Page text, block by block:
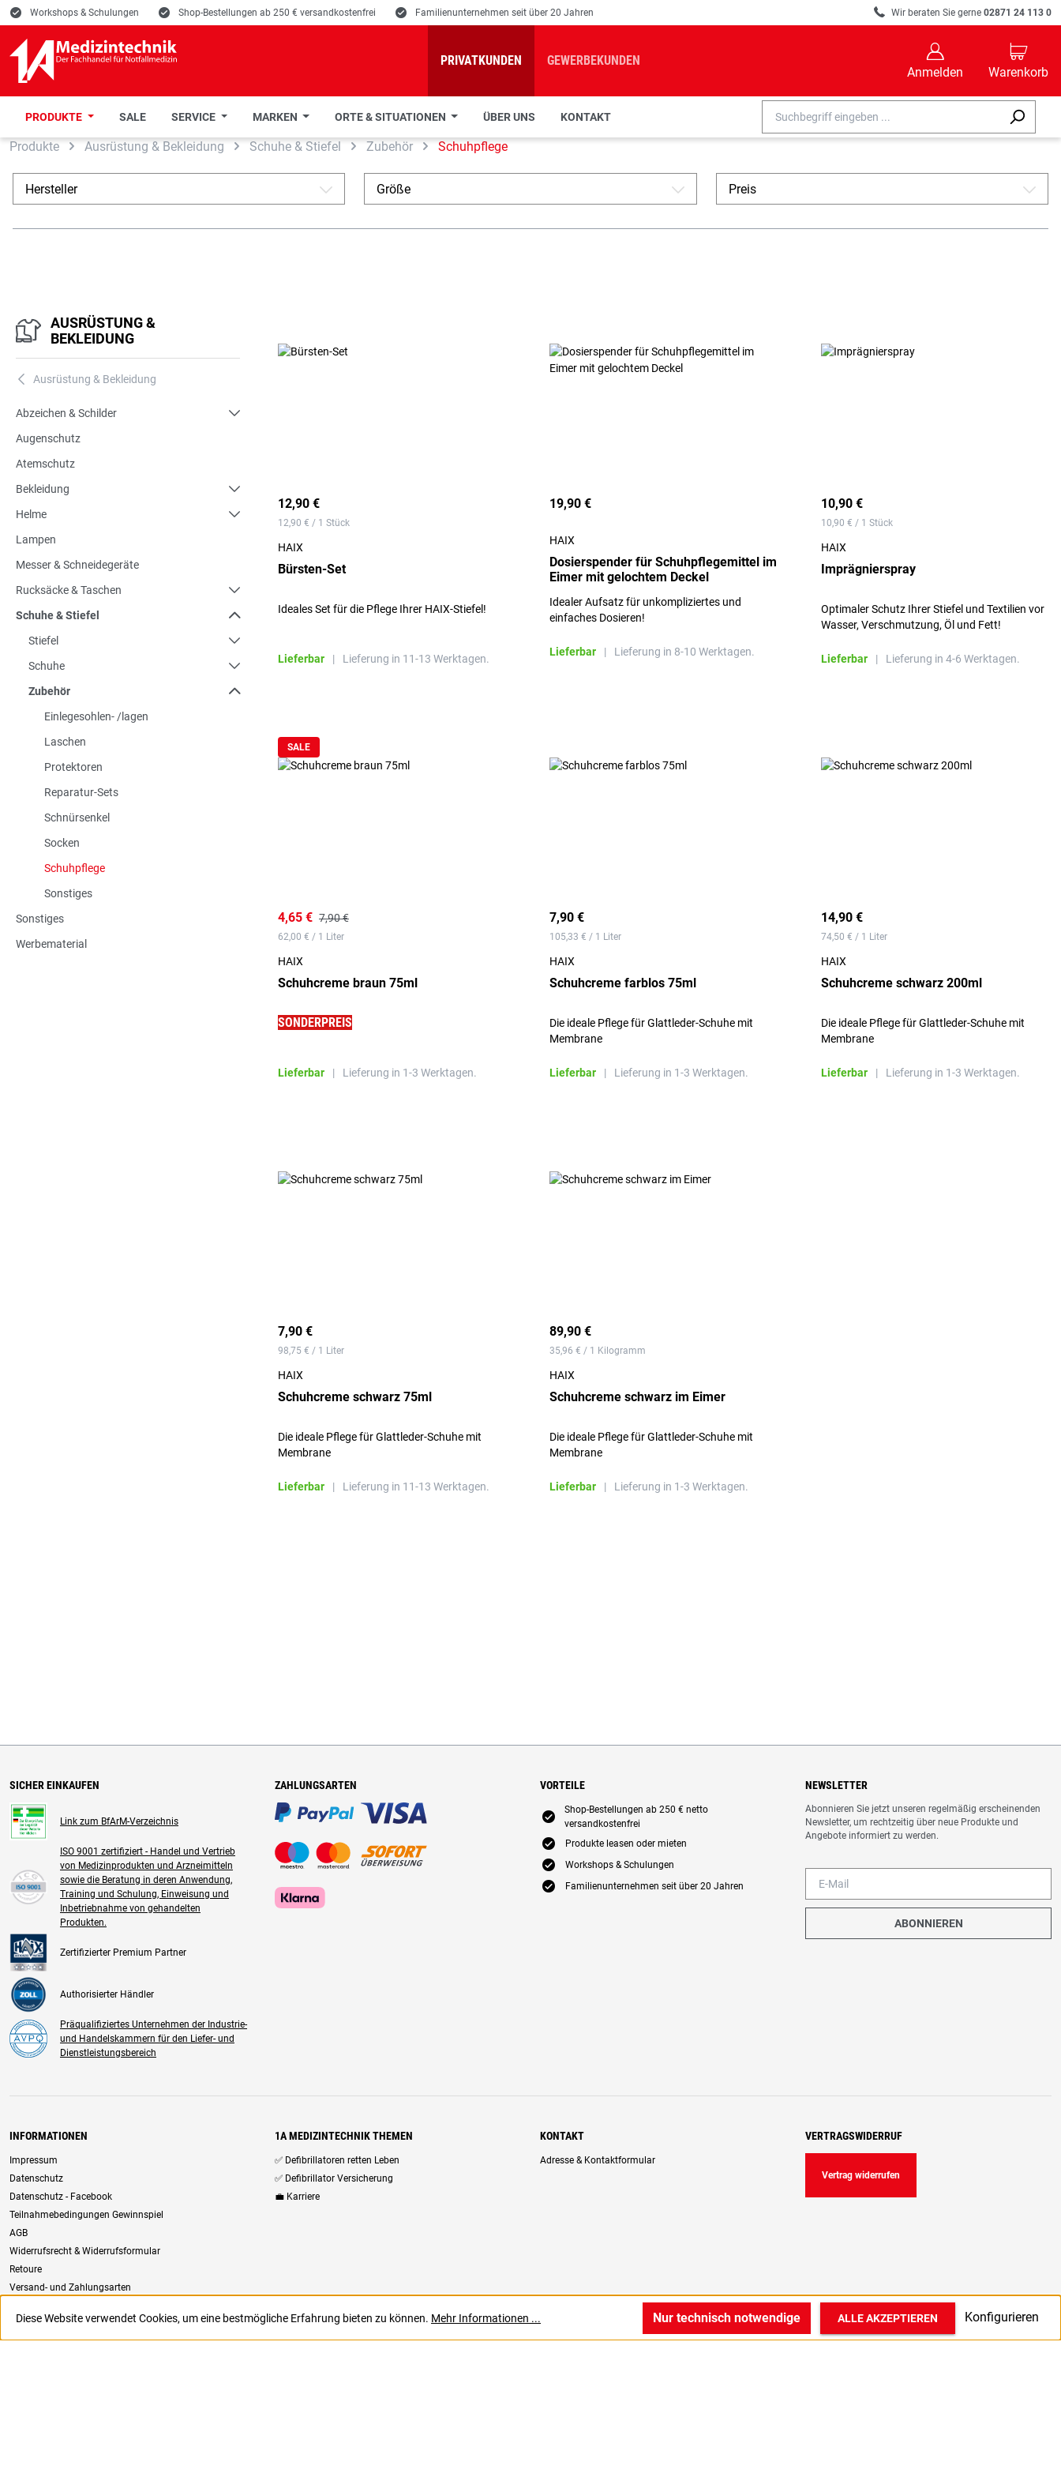
Hauptinhalt springen
Zur Suche springen
Zur Hauptnavigation springen
E Workshops & Schulungen E Shop-Bestellungen ab 250 € versandkostenfrei E Familienunternehmen seit über 20 Jahren R Wir beraten Sie gerne 02871 24 113 0
PRIVATKUNDEN GEWERBEKUNDEN
B
Anmelden
C
Warenkorb
PRODUKTE SALE SERVICE MARKEN ORTE & SITUATIONEN ÜBER UNS KONTAKT
Produkte Ausrüstung & Bekleidung Schuhe & Stiefel Zubehör Schuhpflege
Hersteller A Größe A Preis A
AUSRÜSTUNG &
BEKLEIDUNG
A Ausrüstung & Bekleidung
Abzeichen & Schilder
Augenschutz
Atemschutz
Bekleidung
Helme
Lampen
Messer & Schneidegeräte
Rucksäcke & Taschen
Schuhe & Stiefel
Stiefel
Schuhe
Zubehör
Einlegesohlen- /lagen
Laschen
Protektoren
Reparatur-Sets
Schnürsenkel
Socken
Schuhpflege
Sonstiges
Sonstiges
Werbematerial
12,90 €
12,90 € / 1 Stück
HAIX
Bürsten-Set
Ideales Set für die Pflege Ihrer HAIX-Stiefel!
Lieferbar | Lieferung in 11-13 Werktagen.
19,90 €
HAIX
Dosierspender für Schuhpflegemittel im
Eimer mit gelochtem Deckel
Idealer Aufsatz für unkompliziertes und
einfaches Dosieren!
Lieferbar | Lieferung in 8-10 Werktagen.
10,90 €
10,90 € / 1 Stück
HAIX
Imprägnierspray
Optimaler Schutz Ihrer Stiefel und Textilien vor
Wasser, Verschmutzung, Öl und Fett!
Lieferbar | Lieferung in 4-6 Werktagen.
SALE
4,65 € 7,90 €
62,00 € / 1 Liter
HAIX
Schuhcreme braun 75ml
SONDERPREIS
Lieferbar | Lieferung in 1-3 Werktagen.
7,90 €
105,33 € / 1 Liter
HAIX
Schuhcreme farblos 75ml
Die ideale Pflege für Glattleder-Schuhe mit
Membrane
Lieferbar | Lieferung in 1-3 Werktagen.
14,90 €
74,50 € / 1 Liter
HAIX
Schuhcreme schwarz 200ml
Die ideale Pflege für Glattleder-Schuhe mit
Membrane
Lieferbar | Lieferung in 1-3 Werktagen.
7,90 €
98,75 € / 1 Liter
HAIX
Schuhcreme schwarz 75ml
Die ideale Pflege für Glattleder-Schuhe mit
Membrane
Lieferbar | Lieferung in 11-13 Werktagen.
89,90 €
35,96 € / 1 Kilogramm
HAIX
Schuhcreme schwarz im Eimer
Die ideale Pflege für Glattleder-Schuhe mit
Membrane
Lieferbar | Lieferung in 1-3 Werktagen.
SICHER EINKAUFEN
Link zum BfArM-Verzeichnis
ISO 9001 zertifiziert - Handel und Vertrieb
von Medizinprodukten und Arzneimitteln
sowie die Beratung in deren Anwendung,
Training und Schulung, Einweisung und
Inbetriebnahme von gehandelten
Produkten.
Zertifizierter Premium Partner
Authorisierter Händler
Präqualifiziertes Unternehmen der Industrie-
und Handelskammern für den Liefer- und
Dienstleistungsbereich
ZAHLUNGSARTEN VORTEILE
E
Shop-Bestellungen ab 250 € netto
versandkostenfrei
E Produkte leasen oder mieten
E Workshops & Schulungen
E Familienunternehmen seit über 20 Jahren
NEWSLETTER
Abonnieren Sie jetzt unseren regelmäßig erscheinenden
Newsletter, um rechtzeitig über neue Produkte und
Angebote informiert zu werden.
ABONNIEREN
INFORMATIONEN
Impressum
Datenschutz
Datenschutz - Facebook
Teilnahmebedingungen Gewinnspiel
AGB
Widerrufsrecht & Widerrufsformular
Retoure
Versand- und Zahlungsarten
1A MEDIZINTECHNIK THEMEN
✅ Defibrillatoren retten Leben
✅ Defibrillator Versicherung
💼 Karriere
KONTAKT
Adresse & Kontaktformular
VERTRAGSWIDERRUF
Vertrag widerrufen
Diese Website verwendet Cookies, um eine bestmögliche Erfahrung bieten zu können. Mehr Informationen ... Nur technisch notwendige Konfigurieren
ALLE AKZEPTIEREN